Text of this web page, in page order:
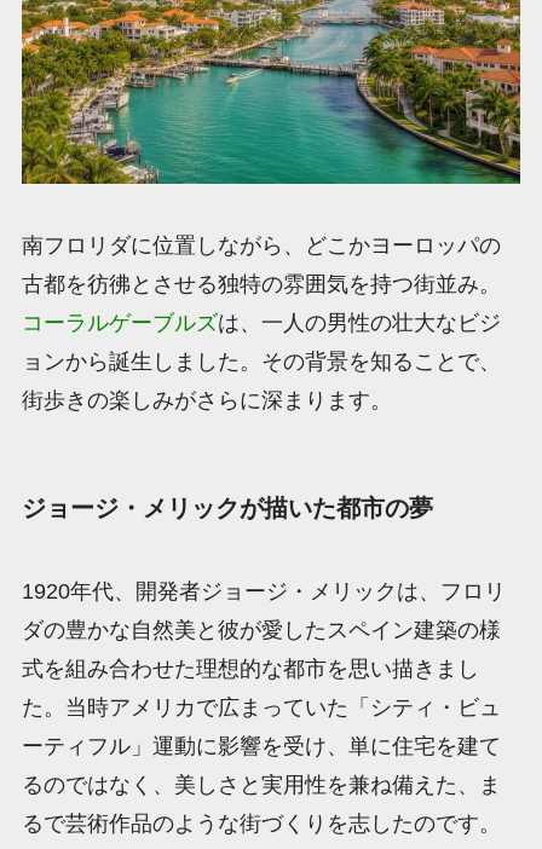
南フロリダに位置しながら、どこかヨーロッパの
古都を彷彿とさせる独特の雰囲気を持つ街並み。
コーラルゲーブルズは、一人の男性の壮大なビジ
ョンから誕生しました。その背景を知ることで、
街歩きの楽しみがさらに深まります。
ジョージ・メリックが描いた都市の夢
1920年代、開発者ジョージ・メリックは、フロリ
ダの豊かな自然美と彼が愛したスペイン建築の様
式を組み合わせた理想的な都市を思い描きまし
た。当時アメリカで広まっていた「シティ・ビュ
ーティフル」運動に影響を受け、単に住宅を建て
るのではなく、美しさと実用性を兼ね備えた、ま
るで芸術作品のような街づくりを志したのです。